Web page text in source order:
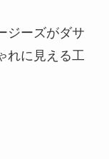
ジーズがダサ
れに見える工